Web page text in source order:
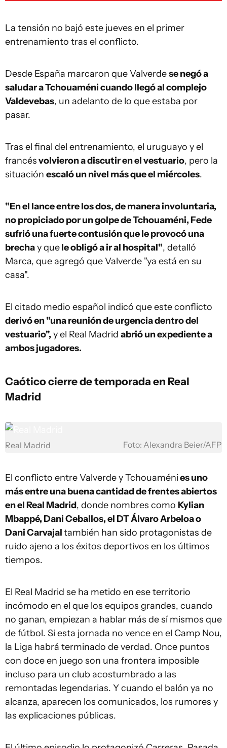
La tensión no bajó este jueves en el primer
entrenamiento tras el conflicto.
Desde España marcaron que Valverdese negó a
saludar a Tchouaméni cuando llegó al complejo
Valdevebas, un adelanto de lo que estaba por
pasar.
Tras el final del entrenamiento, el uruguayo y el
francésvolvieron a discutir en el vestuario, pero la
situación escaló un nivel más que el miércoles.
"En el lance entre los dos, de manera involuntaria,
no propiciado por un golpe de Tchouaméni, Fede
sufrió una fuerte contusión que le provocó una
brechay quele obligó a ir al hospital", detalló
Marca, que agregó que Valverde "ya está en su
casa".
El citado medio español indicó que este conflicto
derivó en "una reunión de urgencia dentro del
vestuario", y el Real Madrid abrió un expediente a
ambos jugadores.
Caótico cierre de temporada en Real
Madrid
Real Madrid Foto: Alexandra Beier/AFP
El conflicto entre Valverde y Tchouaménies uno
más entre una buena cantidad de frentes abiertos
en el Real Madrid, donde nombres como Kylian
Mbappé, Dani Ceballos, el DT Álvaro Arbeloa o
Dani Carvajaltambién han sido protagonistas de
ruido ajeno a los éxitos deportivos en los últimos
tiempos.
El Real Madrid se ha metido en ese territorio
incómodo en el que los equipos grandes, cuando
no ganan, empiezan a hablar más de sí mismos que
de fútbol. Si esta jornada no vence en el Camp Nou,
la Liga habrá terminado de verdad. Once puntos
con doce en juego son una frontera imposible
incluso para un club acostumbrado a las
remontadas legendarias. Y cuando el balón ya no
alcanza, aparecen los comunicados, los rumores y
las explicaciones públicas.